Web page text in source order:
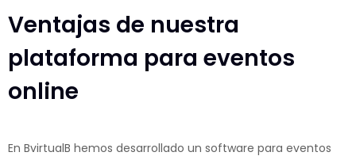
Ventajas de nuestra
plataforma para eventos
online
En BvirtualB hemos desarrollado un software para eventos